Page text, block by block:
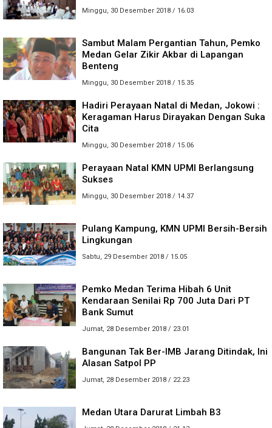
Minggu, 30 Desember 2018 / 16.03
Sambut Malam Pergantian Tahun, Pemko
Medan Gelar Zikir Akbar di Lapangan
Benteng
Minggu, 30 Desember 2018 / 15.35
Hadiri Perayaan Natal di Medan, Jokowi :
Keragaman Harus Dirayakan Dengan Suka
Cita
Minggu, 30 Desember 2018 / 15.06
Perayaan Natal KMN UPMI Berlangsung
Sukses
Minggu, 30 Desember 2018 / 14.37
Pulang Kampung, KMN UPMI Bersih-Bersih
Lingkungan
Sabtu, 29 Desember 2018 / 15.05
Pemko Medan Terima Hibah 6 Unit
Kendaraan Senilai Rp 700 Juta Dari PT
Bank Sumut
Jumat, 28 Desember 2018 / 23.01
Bangunan Tak Ber-IMB Jarang Ditindak, Ini
Alasan Satpol PP
Jumat, 28 Desember 2018 / 22.23
Medan Utara Darurat Limbah B3